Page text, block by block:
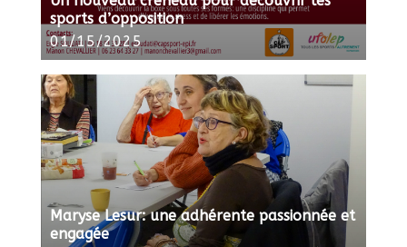
sports d’opposition
01/15/2025
Maryse Lesur: une adhérente passionnée et
engagée